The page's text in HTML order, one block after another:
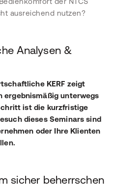
ausreichend nutzen?
Analysen &
KERF zeigt
ergebnismäßig unterwegs
ist die kurzfristige
dieses Seminars sind
oder Ihre Klienten
sicher beherrschen